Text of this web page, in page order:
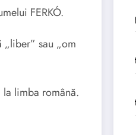
FERKÓ.
„liber” sau „om
limba română.